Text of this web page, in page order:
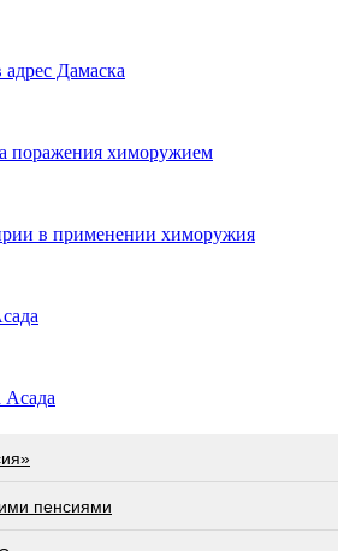
Дамаска
поражения химоружием
в применении химоружия
Асада
пенсиями